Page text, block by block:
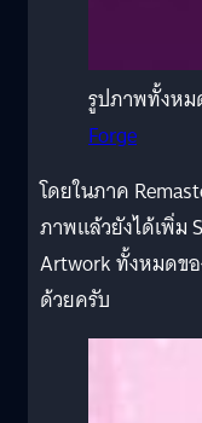
รูปภาพทั้งหม
Forge
โดยในภาค
ภาพแล้วยังได้เพิ่ม
Artwork ทั้งหมดขอ
ด้วยครับ